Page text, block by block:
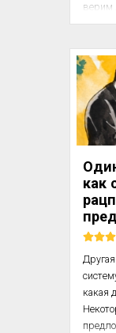
верим
Ни
если
как
какая